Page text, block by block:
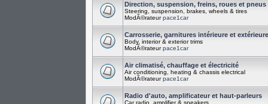
Direction, suspension, freins, roues et pneus
Steering, suspension, brakes, wheels & tires
ModÃ©rateurpace1car
Carrosserie, garnitures intérieure et extérieure
Body, interior & exterior trims
ModÃ©rateurpace1car
Air climatisé, chauffage et électricité
Air conditioning, heating & chassis electrical
ModÃ©rateurpace1car
Radio d'auto, amplificateur et haut-parleurs
Car radio, amplifier & speakers